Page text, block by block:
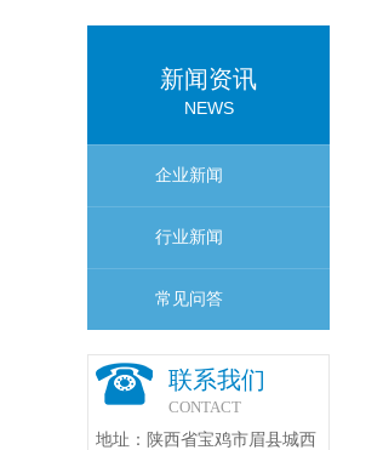
新闻资讯
NEWS
企业新闻
行业新闻
常见问答
联系我们
CONTACT
地址：陕西省宝鸡市眉县城西